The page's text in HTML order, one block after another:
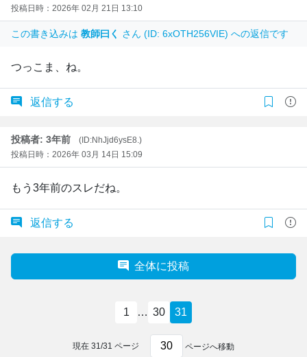
投稿日時：2026年 02月 21日 13:10
この書き込みは 教師曰く さん (ID: 6xOTH256VIE) への返信です
つっこま、ね。
返信する
投稿者: 3年前
(ID:NhJjd6ysE8.)
投稿日時：2026年 03月 14日 15:09
もう3年前のスレだね。
返信する
全体に投稿
1 … 30 31
現在 31 /31 ページ ページへ移動